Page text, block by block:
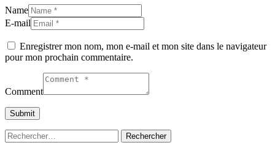
Name
E-mail
Enregistrer mon nom, mon e-mail et mon site dans le navigateur
pour mon prochain commentaire.
Comment
Rechercher :